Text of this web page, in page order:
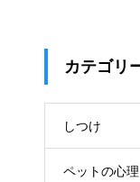
カテゴリ
しつけ
ペットの心理